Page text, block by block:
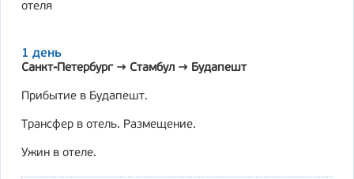
отеля
1 день
Санкт-Петербург → Стамбул → Будапешт
Прибытие в Будапешт.
Трансфер в отель. Размещение.
Ужин в отеле.